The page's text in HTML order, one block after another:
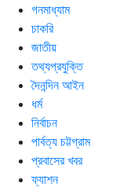
গনমাধ্যাম
চাকরি
জাতীয়
তথ্যপ্রযুক্তি
দৈনন্দিন আইন
ধর্ম
নির্বাচন
পার্বত্য চট্টগ্রাম
প্রবাসের খবর
ফ্যাশন